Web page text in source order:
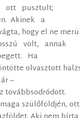
ott pusztult;
Akinek a
hogy el ne
volt, annak
Ha
olvasztott
–
továbbsodródott.
szülőföldjén,